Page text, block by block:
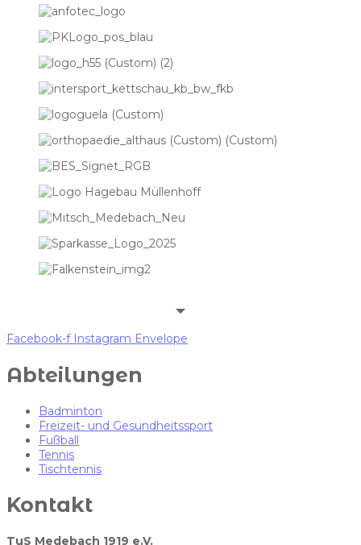
Facebook-f Instagram Envelope
Abteilungen
Badminton
Freizeit- und Gesundheitssport
Fußball
Tennis
Tischtennis
Kontakt
TuS Medebach 1919 e.V.